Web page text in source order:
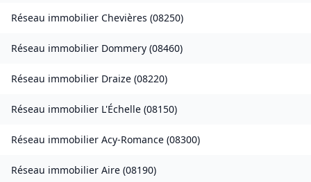
Réseau immobilier Chevières (08250)
Réseau immobilier Dommery (08460)
Réseau immobilier Draize (08220)
Réseau immobilier L'Échelle (08150)
Réseau immobilier Acy-Romance (08300)
Réseau immobilier Aire (08190)